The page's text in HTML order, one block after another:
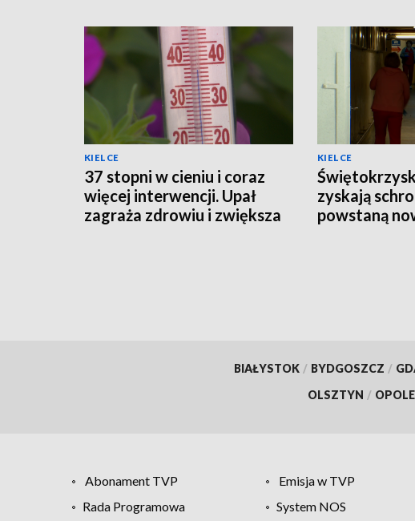
KIELCE
37 stopni w cieniu i coraz
więcej interwencji. Upał
zagraża zdrowiu i zwiększa
KIELCE
zyskają
powstaną
BIAŁYSTOK / BYDGOSZCZ /
OLSZTYN / OPOLE
Abonament TVP Emisja w TVP
Rada Programowa
System NOS